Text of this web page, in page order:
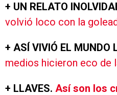
+ UN RELATO
volvió loco con la
+ ASÍ VIVIÓ EL MUNDO
medios hicieron eco de
+ LLAVES. Así son los